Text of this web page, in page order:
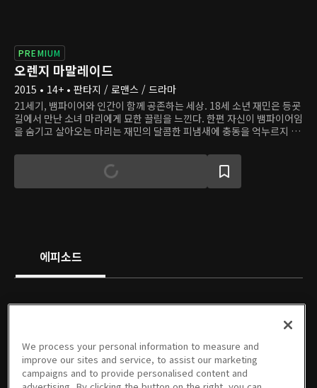
PREMIUM
오렌지 마말레이드
2015 • 14+ • 판타지 / 로맨스 / 드라마
21세기, 뱀파이어와 인간이 함께 공존하는 세상. 18세 소년 재민은 등굣
길에서 만난 소녀 마리에게 묘한 끌림을 느낀다. 한편 자신이 뱀파이어임
을 숨기고 살아오는 마리는 재민의 달콤한 피냄새에 충동을 억누르지 못
발전하지만, 뱀파이어를 증오하는 재민에게 마리는 결국 정체를 들킨다.
하지만, 처음부터 서로에게 끌렸던 두 사람의 인연은 4백 년 전, 인간과
뱀파이어가 대립하던 시절로 올라가는데...
에피소드
1회
05/15/2015 • 46분
2회
05/15/2015 • 43분
3회
05/22/2015 • 52분
4회
05/29/2015 • 54분
5회
06/05/2015 • 59분
PREMIUM
We process your personal information to measure and
improve our sites and service, to assist our marketing
campaigns and to provide personalised content and